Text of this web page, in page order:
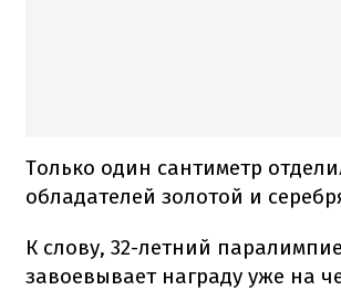
Только один сантиметр
обладателей золотой и
К слову, 32-летний
завоевывает награду уже на